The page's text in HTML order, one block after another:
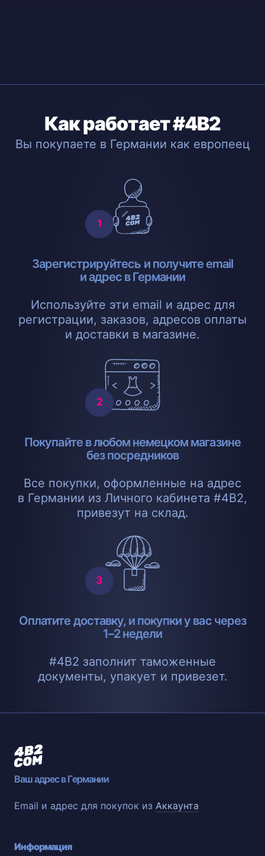
Как работает #4B2
Вы покупаете в Германии как европеец
Зарегистрируйтесь и получите email
и адрес в Германии
Используйте эти email и адрес для
регистрации, заказов, адресов оплаты
и доставки в магазине.
Покупайте в любом немецком магазине
без посредников
Все покупки, оформленные на адрес
в Германии из Личного кабинета #4B2,
привезут на склад.
Оплатите доставку, и покупки у вас через
1–2 недели
#4B2 заполнит таможенные
документы, упакует и привезет.
Ваш адрес в Германии
Email и адрес для покупок из Аккаунта
Информация